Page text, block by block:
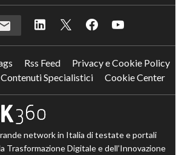
Rss Feed
Privacy e Cookie Policy
Specialistici
Cookie Center
network in Italia di testate e portali
Trasformazione Digitale e dell’Innovazione